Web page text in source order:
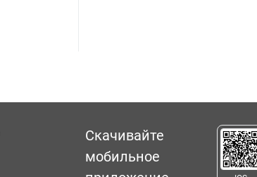
Скачивайте
мобильное